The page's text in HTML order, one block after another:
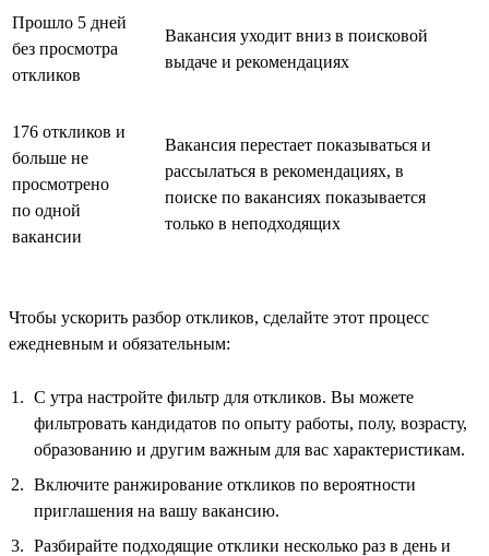
Прошло 5 дней
без просмотра
откликов
Вакансия уходит вниз в поисковой
выдаче и рекомендациях
176 откликов и
больше не
просмотрено
по одной
вакансии
Вакансия перестает показываться и
рассылаться в рекомендациях, в
поиске по вакансиях показывается
только в неподходящих
Чтобы ускорить разбор откликов, сделайте этот процесс
ежедневным и обязательным:
С утра настройте фильтр для откликов. Вы можете
фильтровать кандидатов по опыту работы, полу, возрасту,
образованию и другим важным для вас характеристикам.
Включите ранжирование откликов по вероятности
приглашения на вашу вакансию.
Разбирайте подходящие отклики несколько раз в день и